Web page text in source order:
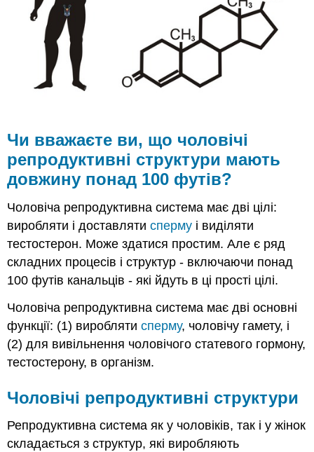
довжину
понад
100
футів?
Чоловічі
репродуктивні
придатки
яєчка
Повітроводи
залози
Семен
Рецензія
Чи вважаєте ви, що чоловічі
репродуктивні структури мають
довжину понад 100 футів?
Чоловіча репродуктивна система має дві цілі:
виробляти і доставлятисперму і виділяти
тестостерон. Може здатися простим. Але є ряд
складних процесів і структур - включаючи понад
100 футів канальців - які йдуть в ці прості цілі.
Чоловіча репродуктивна система має дві основні
функції: (1) вироблятисперму, чоловічу гамету, і
(2) для вивільнення чоловічого статевого гормону,
тестостерону, в організм.
Чоловічі репродуктивні структури
Репродуктивна система як у чоловіків, так і у жінок
складається з структур, які виробляють